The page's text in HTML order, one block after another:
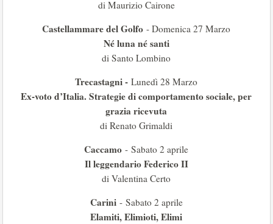
di Maurizio Cairone
Castellammare del Golfo - Domenica 27 Marzo
Né luna né santi
di Santo Lombino
Trecastagni -Lunedì 28 Marzo
Ex-voto d’Italia. Strategie di comportamento sociale, per
grazia ricevuta
di Renato Grimaldi
Caccamo- Sabato 2 aprile
Il leggendario Federico II
di Valentina Certo
Carini - Sabato 2 aprile
Elamiti, Elimioti, Elimi